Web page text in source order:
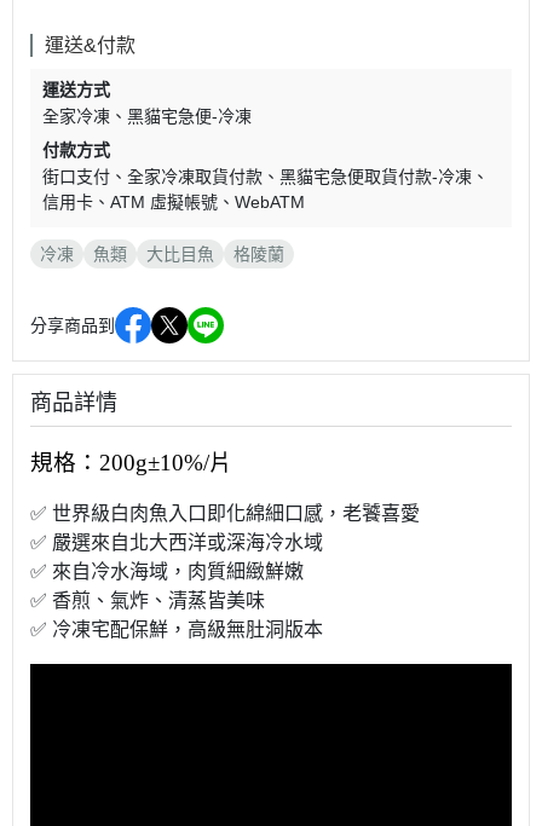
運送&付款
運送方式
全家冷凍
黑貓宅急便-冷凍
付款方式
街口支付
全家冷凍取貨付款
黑貓宅急便取貨付款-冷凍
信用卡
ATM 虛擬帳號 WebATM
冷凍 魚類 大比目魚 格陵蘭
分享商品到
商品詳情
規格：200g±10%/片
✅ 世界級白肉魚入口即化綿細口感，老饕喜愛
✅ 嚴選來自北大西洋或深海冷水域
✅ 來自冷水海域，肉質細緻鮮嫩
✅ 香煎、氣炸、清蒸皆美味
✅ 冷凍宅配保鮮，高級無肚洞版本